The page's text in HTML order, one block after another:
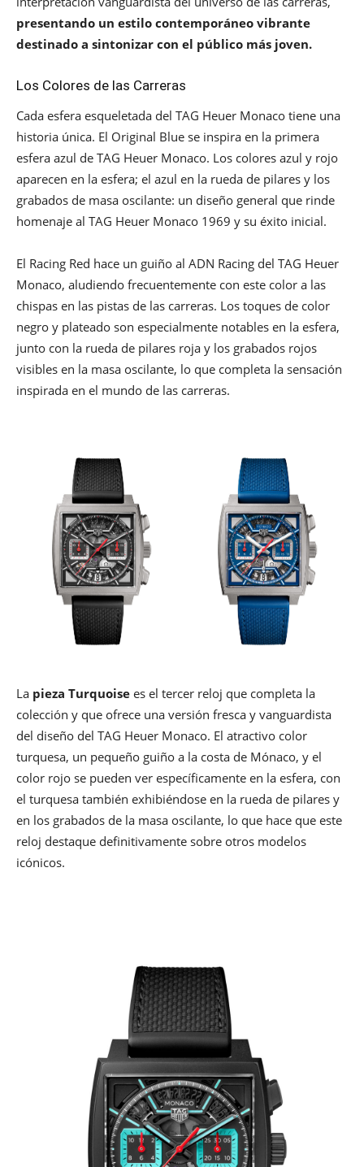
presentando un estilo contemporáneo vibrante
destinado a sintonizar con el público más joven.
Los Colores de las Carreras
Cada esfera esqueletada del TAG Heuer Monaco tiene una
historia única. El Original Blue se inspira en la primera
esfera azul de TAG Heuer Monaco. Los colores azul y rojo
aparecen en la esfera; el azul en la rueda de pilares y los
grabados de masa oscilante: un diseño general que rinde
homenaje al TAG Heuer Monaco 1969 y su éxito inicial.
El Racing Red hace un guiño al ADN Racing del TAG Heuer
Monaco, aludiendo frecuentemente con este color a las
chispas en las pistas de las carreras. Los toques de color
negro y plateado son especialmente notables en la esfera,
junto con la rueda de pilares roja y los grabados rojos
visibles en la masa oscilante, lo que completa la sensación
inspirada en el mundo de las carreras.
La pieza Turquoise es el tercer reloj que completa la
colección y que ofrece una versión fresca y vanguardista
del diseño del TAG Heuer Monaco. El atractivo color
turquesa, un pequeño guiño a la costa de Mónaco, y el
color rojo se pueden ver específicamente en la esfera, con
el turquesa también exhibiéndose en la rueda de pilares y
en los grabados de la masa oscilante, lo que hace que este
reloj destaque definitivamente sobre otros modelos
icónicos.